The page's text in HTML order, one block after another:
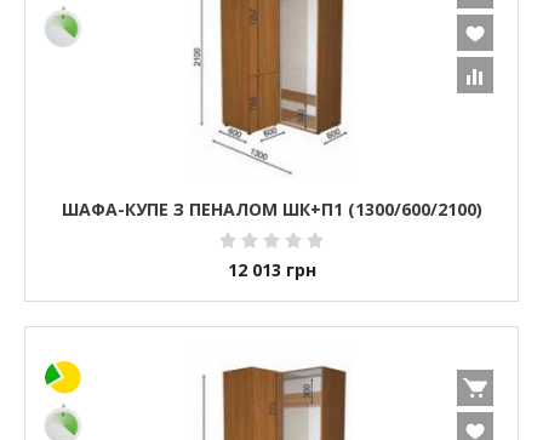
ШАФА-КУПЕ З ПЕНАЛОМ ШК+П1 (1300/600/2100)
12 013 грн